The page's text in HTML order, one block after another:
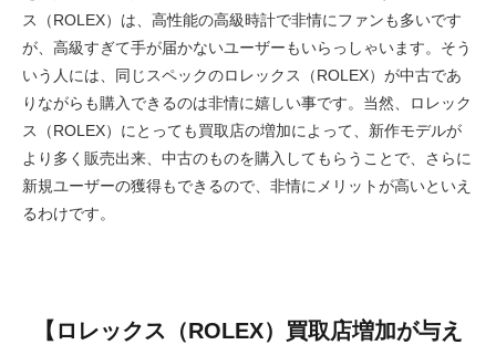
ス（ROLEX）は、高性能の高級時計で非情にファンも多いです
が、高級すぎて手が届かないユーザーもいらっしゃいます。そう
いう人には、同じスペックのロレックス（ROLEX）が中古であ
りながらも購入できるのは非情に嬉しい事です。当然、ロレック
ス（ROLEX）にとっても買取店の増加によって、新作モデルが
より多く販売出来、中古のものを購入してもらうことで、さらに
新規ユーザーの獲得もできるので、非情にメリットが高いといえ
るわけです。
【ロレックス（ROLEX）買取店増加が与え